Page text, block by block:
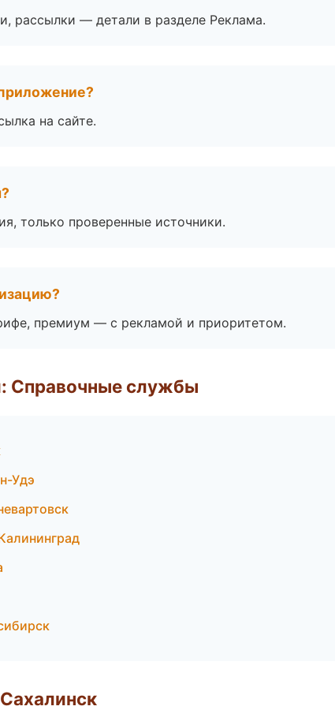
рассылки — детали в разделе Реклама.
на сайте.
только проверенные источники.
премиум — с рекламой и приоритетом.
Справочные службы
Удэ